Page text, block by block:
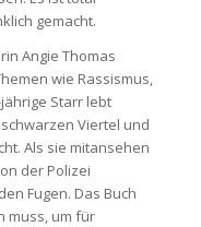
gemacht.
Angie Thomas
wie Rassismus,
Starr lebt
Viertel und
Als sie mitansehen
der Polizei
Fugen. Das Buch
muss, um für